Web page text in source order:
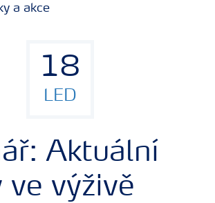
a akce
18
LED
Aktuální
ve výživě